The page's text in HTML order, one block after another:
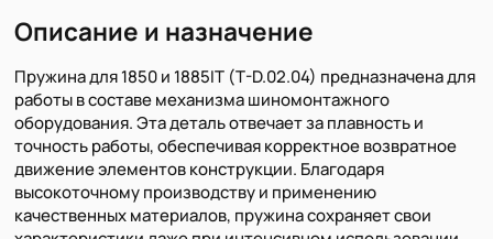
Описание и назначение
Пружина для 1850 и 1885IT (T-D.02.04) предназначена для
работы в составе механизма шиномонтажного
оборудования. Эта деталь отвечает за плавность и
точность работы, обеспечивая корректное возвратное
движение элементов конструкции. Благодаря
высокоточному производству и применению
качественных материалов, пружина сохраняет свои